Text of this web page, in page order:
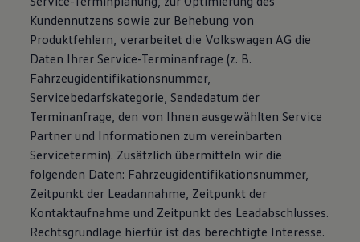
Kundennutzens sowie zur Behebung von
Produktfehlern, verarbeitet die Volkswagen AG die
Daten Ihrer Service-Terminanfrage (z. B.
Fahrzeugidentifikationsnummer,
Servicebedarfskategorie, Sendedatum der
Terminanfrage, den von Ihnen ausgewählten Service
Partner und Informationen zum vereinbarten
Servicetermin). Zusätzlich übermitteln wir die
folgenden Daten: Fahrzeugidentifikationsnummer,
Zeitpunkt der Leadannahme, Zeitpunkt der
Kontaktaufnahme und Zeitpunkt des Leadabschlusses.
Rechtsgrundlage hierfür ist das berechtigte Interesse.